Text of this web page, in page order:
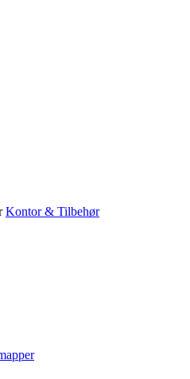
Kontor & Tilbehør